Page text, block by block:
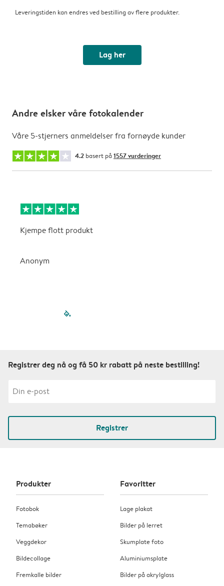
Leveringstiden kan endres ved bestilling av flere produkter.
Lag her
Andre elsker våre fotokalender
Våre 5-stjerners anmeldelser fra fornøyde kunder
4.2 basert på 1557 vurderinger
Kjempe flott produkt
Anonym
filled-pagination
Registrer deg nå og få 50 kr rabatt på neste bestilling!
Registrer
Produkter
Fotobok
Temabøker
Veggdekor
Bildecollage
Fremkalle bilder
Favoritter
Lage plakat
Bilder på lerret
Skumplate foto
Aluminiumsplate
Bilder på akrylglass